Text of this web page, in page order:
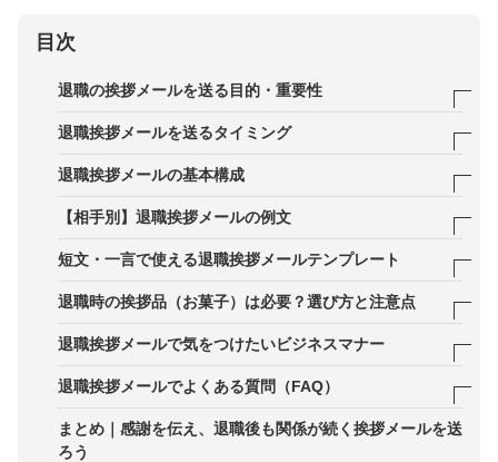
目次
退職の挨拶メールを送る目的・重要性
退職の報告と、これまでの支援・関係への感謝を正
退職後も必要に応じてつながりを保つためのコミュ
ニケーション
取引先・関係先への「担当変更」通知としても重要
退職挨拶メールを送るタイミング
退職日が正式に確定してから送るのが基本
社内は最終出社日が一般的
社外は取引重要度に応じて優先順位をつけて送付
広報PR担当者はメディア関係者へ早めの連絡が必
退職挨拶メールの基本構成
件名：退職の明示＋氏名
冒頭文：退職の報告
本文：具体的な関わりの言及＋感謝、後任者の紹介
結び：今後の連絡有無、簡易的な抱負
署名：個人連絡先は慎重に扱う
【相手別】退職挨拶メールの例文
社内向けの退職挨拶メール例
取引先・顧客向けの退職挨拶メール例
協業・パートナー企業向けの例文
メディア向けの退職挨拶メール例
短文・一言で使える退職挨拶メールテンプレート
最低限の報告と感謝だけを伝える短文
丁寧で簡潔な一言パターン
社内チャット・社内SNSで使える短文例
直接挨拶できないことを詫びる一文
退職時の挨拶品（お菓子）は必要？選び方と注意点
挨拶品を用意するケース・用意しなくていいケース
退職時のお菓子の一般的な相場と選び方（個包装・
退職挨拶メールで気をつけたいビジネスマナー
退職理由を詳しく書きすぎない
後任者の説明不足や連絡先の抜け漏れに注意
退職挨拶メールでよくある質問（FAQ）
Q1. 退職理由を書かないと失礼になる？
まとめ｜感謝を伝え、退職後も関係が続く挨拶メールを送
ろう